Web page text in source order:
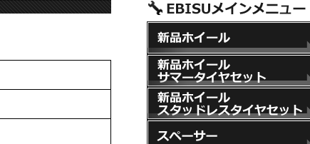
新品ホイール
新品ホイール+サマータイヤセット
新品ホイール+スタッドレスタイヤセット